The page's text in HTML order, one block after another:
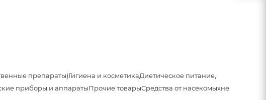
препараты)Гигиена и косметикаДиетическое питание,
приборы и аппаратыПрочие товарыСредства от насекомыхне